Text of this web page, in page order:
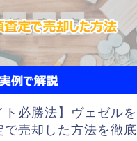
ト必勝法】ヴェゼルを
で売却した方法を徹底